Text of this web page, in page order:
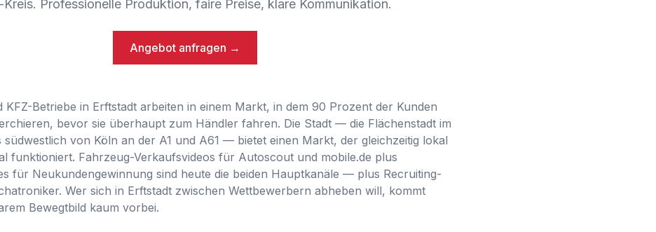
Kreis. Professionelle Produktion, faire Preise, klare Kommunikation.
Angebot anfragen →
KFZ-Betriebe in Erftstadt arbeiten in einem Markt, in dem 90 Prozent der Kunden
bevor sie überhaupt zum Händler fahren. Die Stadt — die Flächenstadt im
südwestlich von Köln an der A1 und A61 — bietet einen Markt, der gleichzeitig lokal
funktioniert. Fahrzeug-Verkaufsvideos für Autoscout und mobile.de plus
für Neukundengewinnung sind heute die beiden Hauptkanäle — plus Recruiting-
Wer sich in Erftstadt zwischen Wettbewerbern abheben will, kommt
Bewegtbild kaum vorbei.